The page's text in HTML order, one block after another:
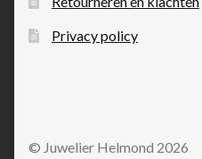
Privacy policy
© Juwelier Helmond 2026